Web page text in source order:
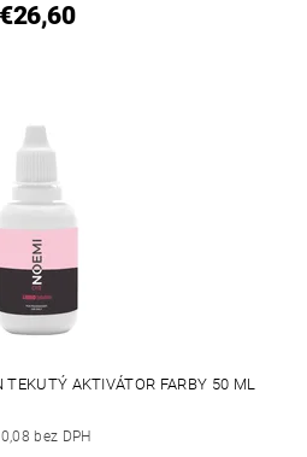
€26,60
AKTIVÁTOR FARBY 50 ML
bez DPH